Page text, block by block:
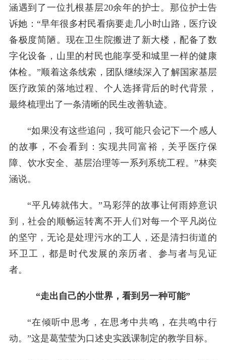
涵遇到了一位扎根基层20余年的护士。那位护士告
诉她：“早年很多村民看病要走几小时山路，医疗设
备极度简陋。现在卫生院搬进了新大楼，配备了数
字化设备，山里的村民也能享受和城里一样的健康
体检。”顺着这条线索，团队继续深入了解国家基层
医疗政策的落地过程、个人选择背后的时代背景，
最终梳理出了一条清晰的民生改善轨迹。
“如果没有这些追问，我可能只会记下一个感人
的故事，不会看到：实现共同富裕，关乎医疗保
障、饮水安全、基层治理等一系列系统工程。”林奕
涵说。
“平凡铸就伟大。”马彩萍的故事让何雨婷意识
到，社会的顺畅运转离不开人们对每一个平凡岗位
的坚守，无论是处理污水的工人，还是清扫街道的
环卫工，都是时代发展的亲历者、参与者与见证
者。
“走出自己的小世界，看到另一种可能”
“在倾听中思考，在思考中共鸣，在共鸣中行
动。”这是葛莹莹为口述史实践课制定的教学目标。